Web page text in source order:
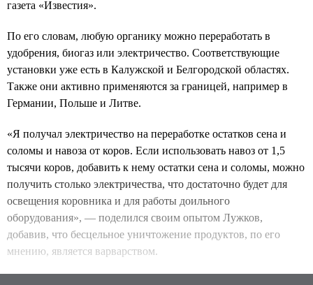
газета «Известия».
По его словам, любую органику можно переработать в
удобрения, биогаз или электричество. Соответствующие
установки уже есть в Калужской и Белгородской областях.
Также они активно применяются за границей, например в
Германии, Польше и Литве.
«Я получал электричество на переработке остатков сена и
соломы и навоза от коров. Если использовать навоз от 1,5
тысячи коров, добавить к нему остатки сена и соломы, можно
получить столько электричества, что достаточно будет для
освещения коровника и для работы доильного
оборудования», — поделился своим опытом Лужков,
добавив, что бесцельное уничтожение продуктов, по его
мнению, является варварством.